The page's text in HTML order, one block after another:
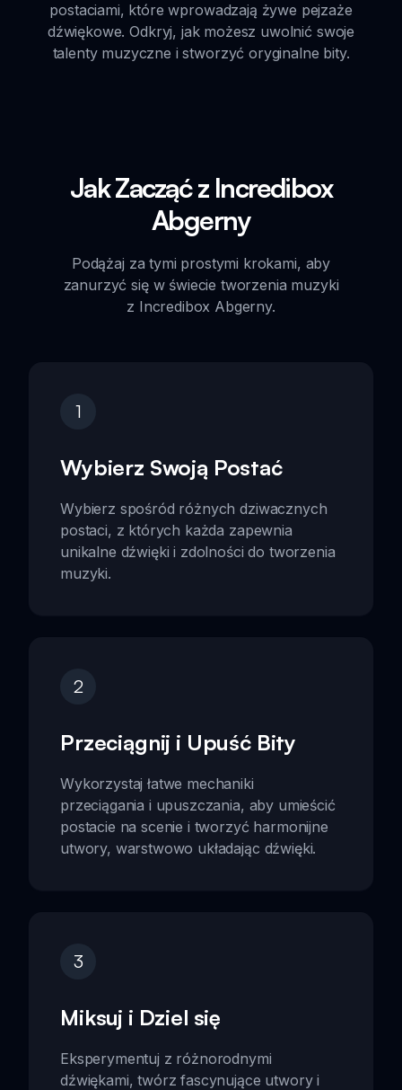
postaciami, które wprowadzają żywe pejzaże
dźwiękowe. Odkryj, jak możesz uwolnić swoje
talenty muzyczne i stworzyć oryginalne bity.
Jak Zacząć z Incredibox
Abgerny
Podążaj za tymi prostymi krokami, aby
zanurzyć się w świecie tworzenia muzyki
z Incredibox Abgerny.
1
Wybierz Swoją Postać
Wybierz spośród różnych dziwacznych
postaci, z których każda zapewnia
unikalne dźwięki i zdolności do tworzenia
muzyki.
2
Przeciągnij i Upuść Bity
Wykorzystaj łatwe mechaniki
przeciągania i upuszczania, aby umieścić
postacie na scenie i tworzyć harmonijne
utwory, warstwowo układając dźwięki.
3
Miksuj i Dziel się
Eksperymentuj z różnorodnymi
dźwiękami, twórz fascynujące utwory i